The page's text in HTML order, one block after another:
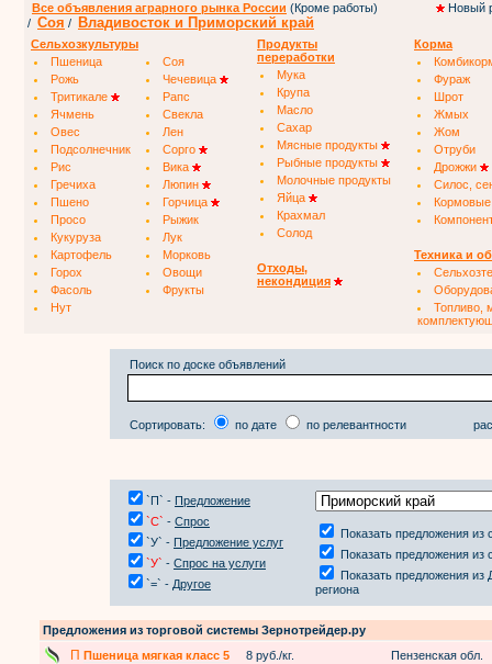
Все объявления аграрного рынка России (Кроме работы)
Новый
/ Соя / Владивосток и Приморский край
Сельхозкультуры
Пшеница
Соя
Рожь
Чечевица
Тритикале
Рапс
Ячмень
Свекла
Овес
Лен
Подсолнечник
Сорго
Рис
Вика
Гречиха
Люпин
Пшено
Горчица
Просо
Рыжик
Кукуруза
Лук
Картофель
Морковь
Горох
Овощи
Фасоль
Фрукты
Нут
Продукты
переработки
Мука
Крупа
Масло
Сахар
Мясные продукты
Рыбные продукты
Молочные продукты
Яйца
Крахмал
Солод
Отходы,
некондиция
Корма
Фураж
Шрот
Жмых
Жом
Отруби
Дрожжи
Силос,
Техника и
Топливо,
Поиск по доске объявлений
Сортировать: по дате по релевантности
`П` - Предложение
`С` - Спрос
`У` - Предложение услуг
`У` - Спрос на услуги
`=` - Другое
Показать предложения из
Показать предложения из
Показать предложения из
региона
Предложения из торговой системы Зернотрейдер.ру
П Пшеница мягкая класс 5 8 руб./кг. Пензенская обл.